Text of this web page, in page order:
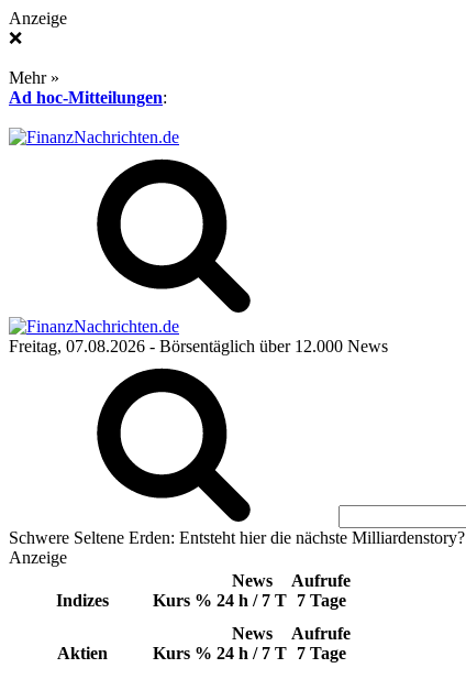
Anzeige
❌
Mehr »
Ad hoc-Mitteilungen:
Freitag, 07.08.2026 - Börsentäglich über 12.000 News
Schwere Seltene Erden: Entsteht hier die nächste Milliardenstory?
Anzeige
Indizes Kurs %
News
24 h / 7 T
Aufrufe
7 Tage
Aktien Kurs %
News
24 h / 7 T
Aufrufe
7 Tage